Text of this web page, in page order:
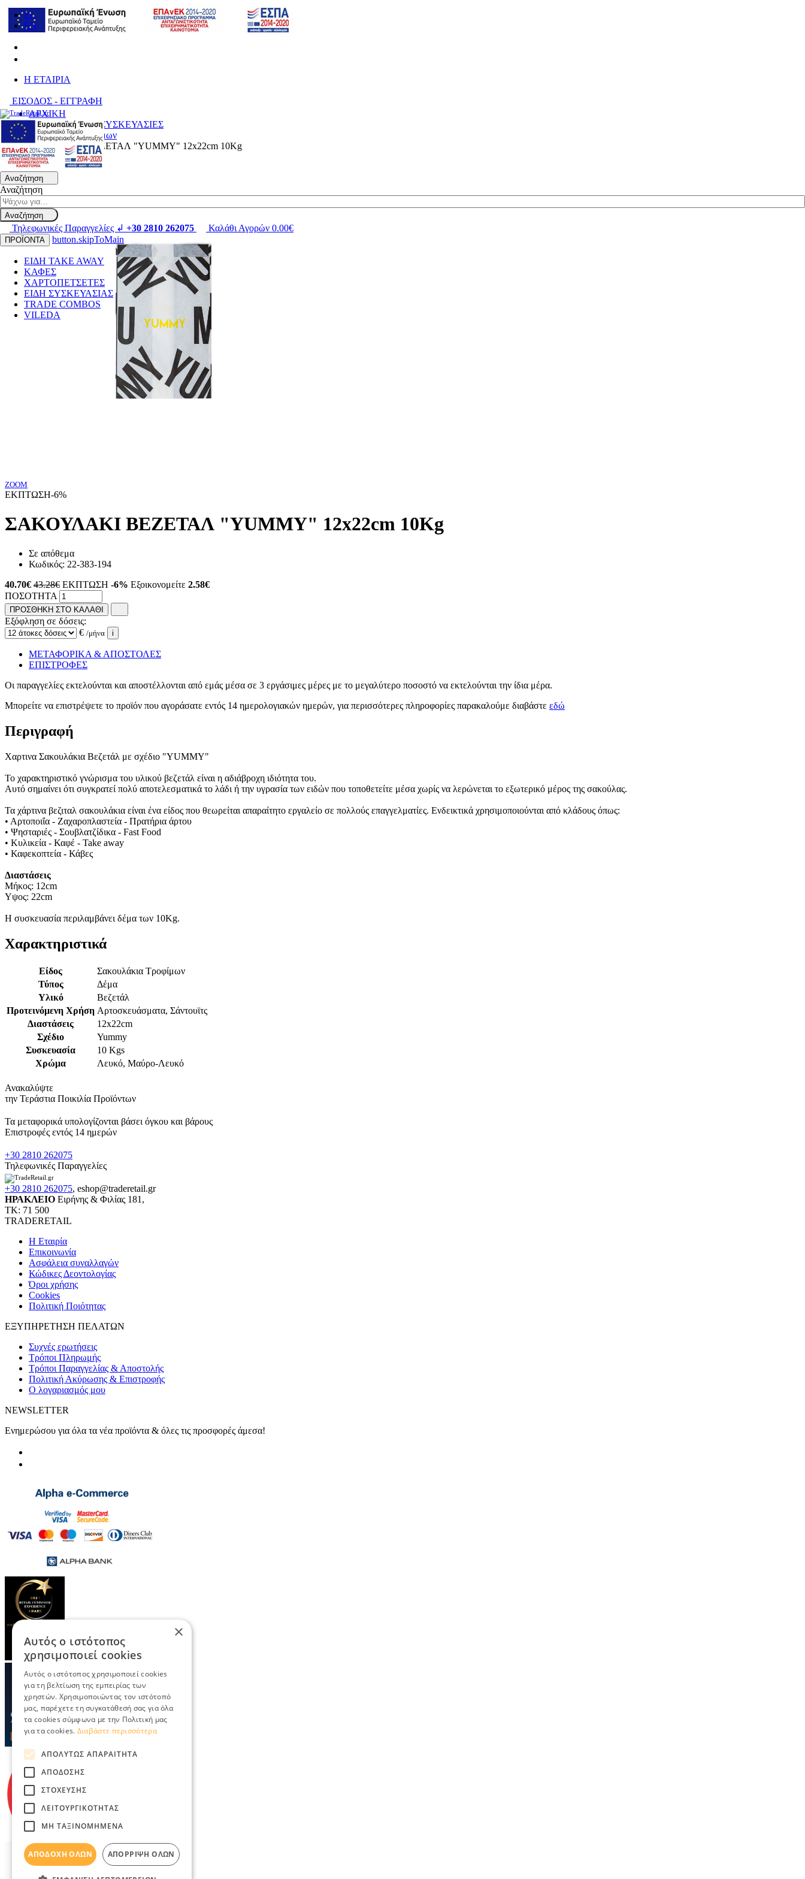
EL
EN
H ΕΤΑΙΡΙΑ
ΕΙΣΟΔΟΣ - ΕΓΓΡΑΦΗ
Αναζήτηση
Αναζήτηση
Αναζήτηση
Τηλεφωνικές Παραγγελίες ↲ +30 2810 262075 Καλάθι Αγορών 0.00€
ΠΡΟΪΟΝΤΑ button.skipToMain
ΕΙΔΗ TAKE AWAY
ΚΑΦΕΣ
ΧΑΡΤΟΠΕΤΣΕΤΕΣ
ΕΙΔΗ ΣΥΣΚΕΥΑΣΙΑΣ
TRADE COMBOS
VILEDA
ΑΡΧΙΚΗ
ΑΝΑΛΩΣΙΜΑ & ΣΥΣΚΕΥΑΣΙΕΣ
Σακουλάκια Τροφίμων
ΣΑΚΟΥΛΑΚΙ ΒΕΖΕΤΑΛ "YUMMY" 12x22cm 10Kg
ZOOM
ΕΚΠΤΩΣΗ-6%
ΣΑΚΟΥΛΑΚΙ ΒΕΖΕΤΑΛ "YUMMY" 12x22cm 10Kg
Σε απόθεμα
Κωδικός: 22-383-194
40.70€ 43.28€ ΕΚΠΤΩΣΗ -6% Εξοικονομείτε 2.58€
ΠΟΣΟΤΗΤΑ
ΠΡΟΣΘΗΚΗ ΣΤΟ ΚΑΛΑΘΙ
Εξόφληση σε δόσεις:
€ /μήνα i
ΜΕΤΑΦΟΡΙΚΑ & ΑΠΟΣΤΟΛΕΣ
ΕΠΙΣΤΡΟΦΕΣ
Οι παραγγελίες εκτελούνται και αποστέλλονται από εμάς μέσα σε 3 εργάσιμες μέρες με το μεγαλύτερο ποσοστό να εκτελούνται την ίδια μέρα.
Μπορείτε να επιστρέψετε το προϊόν που αγοράσατε εντός 14 ημερολογιακών ημερών, για περισσότερες πληροφορίες παρακαλούμε διαβάστε εδώ
Περιγραφή
Χαρτινα Σακουλάκια Βεζετάλ με σχέδιο "YUMMY"
Το χαρακτηριστικό γνώρισμα του υλικού βεζετάλ είναι η αδιάβροχη ιδιότητα του.
Αυτό σημαίνει ότι συγκρατεί πολύ αποτελεσματικά το λάδι ή την υγρασία των ειδών που τοποθετείτε μέσα χωρίς να λερώνεται το εξωτερικό μέρος της σακούλας.
Τα χάρτινα βεζιταλ σακουλάκια είναι ένα είδος που θεωρείται απαραίτητο εργαλείο σε πολλούς επαγγελματίες. Ενδεικτικά χρησιμοποιούνται από κλάδους όπως:
• Αρτοποιΐα - Ζαχαροπλαστεία - Πρατήρια άρτου
• Ψησταριές - Σουβλατζίδικα - Fast Food
• Κυλικεία - Καφέ - Take away
• Καφεκοπτεία - Κάβες
Διαστάσεις
Μήκος: 12cm
Υψος: 22cm
Η συσκευασία περιλαμβάνει δέμα των 10Kg.
Χαρακτηριστικά
Είδος
Σακουλάκια Τροφίμων
Τύπος
Δέμα
Υλικό
Βεζετάλ
Προτεινόμενη Χρήση Αρτοσκευάσματα, Σάντουϊτς
Διαστάσεις
12x22cm
Σχέδιο
Yummy
Συσκευασία
10 Kgs
Χρώμα
Λευκό, Μαύρο-Λευκό
Ανακαλύψτε
την Τεράστια Ποικιλία Προϊόντων
Τα μεταφορικά υπολογίζονται βάσει όγκου και βάρους
Επιστροφές εντός 14 ημερών
+30 2810 262075
Τηλεφωνικές Παραγγελίες
+30 2810 262075, eshop@traderetail.gr
ΗΡΑΚΛΕΙΟ Ειρήνης & Φιλίας 181,
ΤΚ: 71 500
TRADERETAIL
H Εταιρία
Eπικοινωνία
Ασφάλεια συναλλαγών
Κώδικες Δεοντολογίας
Όροι χρήσης
Cookies
Πολιτική Ποιότητας
ΕΞΥΠΗΡΕΤΗΣΗ ΠΕΛΑΤΩΝ
Συχνές ερωτήσεις
Τρόποι Πληρωμής
Τρόποι Παραγγελίας & Αποστολής
Πολιτική Ακύρωσης & Επιστροφής
Ο λογαριασμός μου
NEWSLETTER
Ενημερώσου για όλα τα νέα προϊόντα & όλες τις προσφορές άμεσα!
×
Αυτός ο ιστότοπος
χρησιμοποιεί cookies
Αυτός ο ιστότοπος χρησιμοποιεί cookies
για τη βελτίωση της εμπειρίας των
χρηστών. Χρησιμοποιώντας τον ιστότοπό
μας, παρέχετε τη συγκατάθεσή σας για όλα
τα cookies σύμφωνα με την Πολιτική μας
για τα cookies. Διαβάστε περισσότερα
ΑΠΟΛΎΤΩΣ ΑΠΑΡΑΊΤΗΤΑ
ΑΠΌΔΟΣΗΣ
ΣΤΌΧΕΥΣΗΣ
ΛΕΙΤΟΥΡΓΙΚΌΤΗΤΑΣ
ΜΗ ΤΑΞΙΝΟΜΗΜΈΝΑ
ΑΠΟΔΟΧΉ ΌΛΩΝ ΑΠΌΡΡΙΨΗ ΌΛΩΝ